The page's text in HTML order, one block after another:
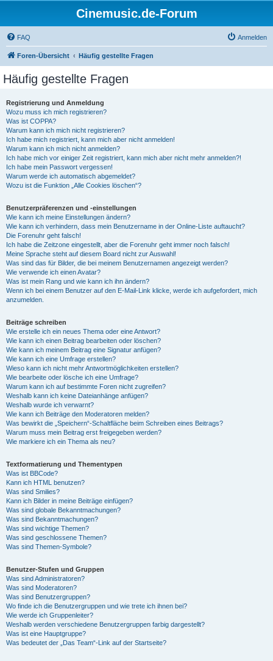
Cinemusic.de-Forum
FAQ Anmelden
Foren-Übersicht Häufig gestellte Fragen
Häufig gestellte Fragen
Registrierung und Anmeldung
Wozu muss ich mich registrieren?
Was ist COPPA?
Warum kann ich mich nicht registrieren?
Ich habe mich registriert, kann mich aber nicht anmelden!
Warum kann ich mich nicht anmelden?
Ich habe mich vor einiger Zeit registriert, kann mich aber nicht mehr anmelden?!
Ich habe mein Passwort vergessen!
Warum werde ich automatisch abgemeldet?
Wozu ist die Funktion „Alle Cookies löschen“?
Benutzerpräferenzen und -einstellungen
Wie kann ich meine Einstellungen ändern?
Wie kann ich verhindern, dass mein Benutzername in der Online-Liste auftaucht?
Die Forenuhr geht falsch!
Ich habe die Zeitzone eingestellt, aber die Forenuhr geht immer noch falsch!
Meine Sprache steht auf diesem Board nicht zur Auswahl!
Was sind das für Bilder, die bei meinem Benutzernamen angezeigt werden?
Wie verwende ich einen Avatar?
Was ist mein Rang und wie kann ich ihn ändern?
Wenn ich bei einem Benutzer auf den E-Mail-Link klicke, werde ich aufgefordert, mich
anzumelden.
Beiträge schreiben
Wie erstelle ich ein neues Thema oder eine Antwort?
Wie kann ich einen Beitrag bearbeiten oder löschen?
Wie kann ich meinem Beitrag eine Signatur anfügen?
Wie kann ich eine Umfrage erstellen?
Wieso kann ich nicht mehr Antwortmöglichkeiten erstellen?
Wie bearbeite oder lösche ich eine Umfrage?
Warum kann ich auf bestimmte Foren nicht zugreifen?
Weshalb kann ich keine Dateianhänge anfügen?
Weshalb wurde ich verwarnt?
Wie kann ich Beiträge den Moderatoren melden?
Was bewirkt die „Speichern“-Schaltfläche beim Schreiben eines Beitrags?
Warum muss mein Beitrag erst freigegeben werden?
Wie markiere ich ein Thema als neu?
Textformatierung und Thementypen
Was ist BBCode?
Kann ich HTML benutzen?
Was sind Smilies?
Kann ich Bilder in meine Beiträge einfügen?
Was sind globale Bekanntmachungen?
Was sind Bekanntmachungen?
Was sind wichtige Themen?
Was sind geschlossene Themen?
Was sind Themen-Symbole?
Benutzer-Stufen und Gruppen
Was sind Administratoren?
Was sind Moderatoren?
Was sind Benutzergruppen?
Wo finde ich die Benutzergruppen und wie trete ich ihnen bei?
Wie werde ich Gruppenleiter?
Weshalb werden verschiedene Benutzergruppen farbig dargestellt?
Was ist eine Hauptgruppe?
Was bedeutet der „Das Team“-Link auf der Startseite?